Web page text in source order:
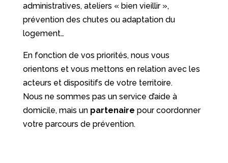
administratives, ateliers « bien vieillir »,
prévention des chutes ou adaptation du
logement…
En fonction de vos priorités, nous vous
orientons et vous mettons en relation avec les
acteurs et dispositifs de votre territoire.
Nous ne sommes pas un service d’aide à
domicile, mais un partenaire pour coordonner
votre parcours de prévention.